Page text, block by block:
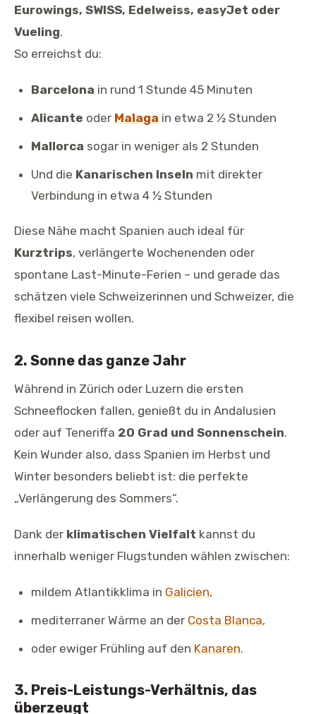
Eurowings, SWISS, Edelweiss, easyJet oder
Vueling.
So erreichst du:
Barcelona in rund 1 Stunde 45 Minuten
Alicante oder Malaga in etwa 2 ½ Stunden
Mallorca sogar in weniger als 2 Stunden
Und die Kanarischen Inseln mit direkter
Verbindung in etwa 4 ½ Stunden
Diese Nähe macht Spanien auch ideal für
Kurztrips, verlängerte Wochenenden oder
spontane Last-Minute-Ferien – und gerade das
schätzen viele Schweizerinnen und Schweizer, die
flexibel reisen wollen.
2. Sonne das ganze Jahr
Während in Zürich oder Luzern die ersten
Schneeflocken fallen, genießt du in Andalusien
oder auf Teneriffa 20 Grad und Sonnenschein.
Kein Wunder also, dass Spanien im Herbst und
Winter besonders beliebt ist: die perfekte
„Verlängerung des Sommers“.
Dank der klimatischen Vielfalt kannst du
innerhalb weniger Flugstunden wählen zwischen:
mildem Atlantikklima in Galicien,
mediterraner Wärme an der Costa Blanca,
oder ewiger Frühling auf den Kanaren.
3. Preis-Leistungs-Verhältnis, das
überzeugt